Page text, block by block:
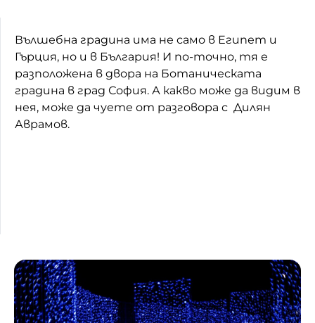
Вълшебна градина има не само в Египет и
Гърция, но и в България! И по-точно, тя е
разположена в двора на Ботаническата
градина в град София. А какво може да видим в
нея, може да чуете от разговора с Дилян
Аврамов.